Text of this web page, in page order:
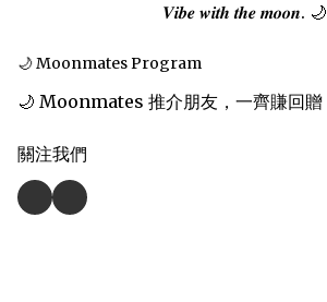
𝑽𝒊𝒃𝒆 𝒘𝒊𝒕𝒉 𝒕𝒉𝒆 𝒎𝒐𝒐𝒏. 🌙
🌙 Moonmates Program
🌙 Moonmates 推介朋友，一齊賺回贈
關注我們